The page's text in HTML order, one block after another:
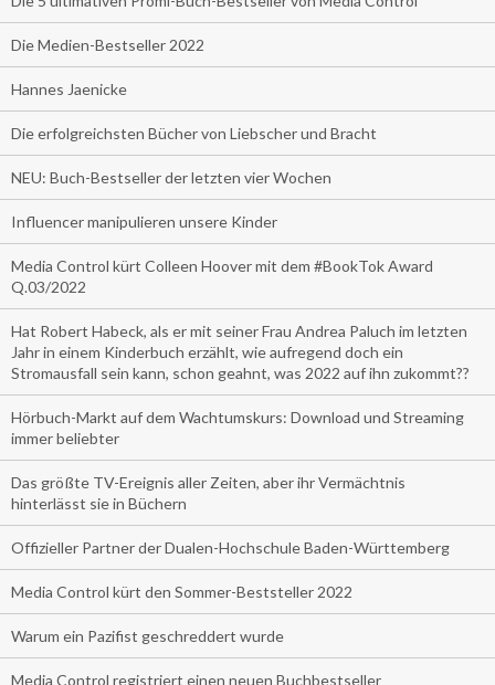
Die Medien-Bestseller 2022
Hannes Jaenicke
Die erfolgreichsten Bücher von Liebscher und Bracht
NEU: Buch-Bestseller der letzten vier Wochen
Influencer manipulieren unsere Kinder
Media Control kürt Colleen Hoover mit dem #BookTok Award
Q.03/2022
Hat Robert Habeck, als er mit seiner Frau Andrea Paluch im letzten
Jahr in einem Kinderbuch erzählt, wie aufregend doch ein
Stromausfall sein kann, schon geahnt, was 2022 auf ihn zukommt??
Hörbuch-Markt auf dem Wachtumskurs: Download und Streaming
immer beliebter
Das größte TV-Ereignis aller Zeiten, aber ihr Vermächtnis
hinterlässt sie in Büchern
Offizieller Partner der Dualen-Hochschule Baden-Württemberg
Media Control kürt den Sommer-Beststeller 2022
Warum ein Pazifist geschreddert wurde
Media Control registriert einen neuen Buchbestseller